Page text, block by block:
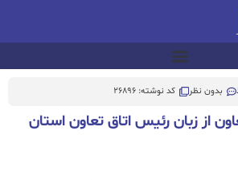
بدون نظر کد نوشته: 26896
از زبان رئیس اتاق تعاون استان